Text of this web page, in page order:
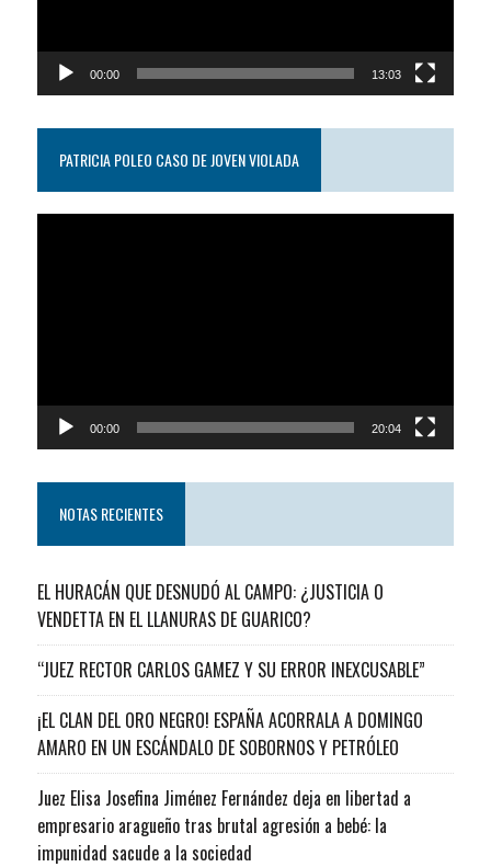
00:00 13:03
PATRICIA POLEO CASO DE JOVEN VIOLADA
00:00 20:04
NOTAS RECIENTES
EL HURACÁN QUE DESNUDÓ AL CAMPO: ¿JUSTICIA O
VENDETTA EN EL LLANURAS DE GUARICO?
“JUEZ RECTOR CARLOS GAMEZ Y SU ERROR INEXCUSABLE”
¡EL CLAN DEL ORO NEGRO! ESPAÑA ACORRALA A DOMINGO
AMARO EN UN ESCÁNDALO DE SOBORNOS Y PETRÓLEO
Juez Elisa Josefina Jiménez Fernández deja en libertad a
empresario aragueño tras brutal agresión a bebé: la
impunidad sacude a la sociedad